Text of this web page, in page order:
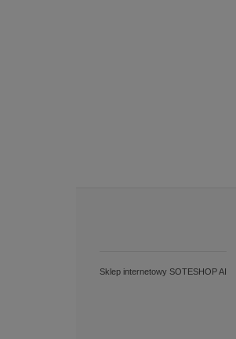
Sklep internetowy SOTESHOP AI